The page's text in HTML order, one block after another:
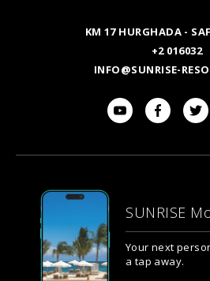
KM 17 HURGHADA -
+2 016032
INFO@SUNRISE-
SUNRISE
Your next
a tap away.